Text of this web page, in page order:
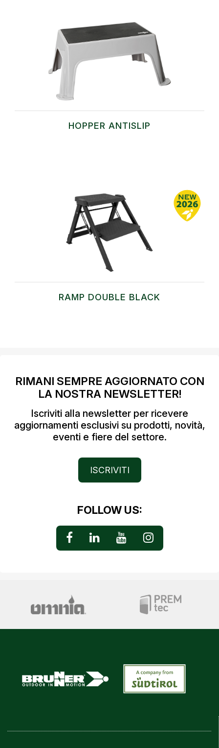
HOPPER ANTISLIP
RAMP DOUBLE BLACK
RIMANI SEMPRE AGGIORNATO CON
LA NOSTRA NEWSLETTER!
Iscriviti alla newsletter per ricevere
aggiornamenti esclusivi su prodotti, novità,
eventi e fiere del settore.
ISCRIVITI
FOLLOW US: